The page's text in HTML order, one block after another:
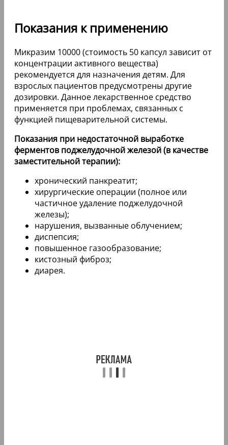
Показания к применению
Микразим 10000 (стоимость 50 капсул зависит от
концентрации активного вещества)
рекомендуется для назначения детям. Для
взрослых пациентов предусмотрены другие
дозировки. Данное лекарственное средство
применяется при проблемах, связанных с
функцией пищеварительной системы.
Показания при недостаточной выработке
ферментов поджелудочной железой (в качестве
заместительной терапии):
хронический панкреатит;
хирургические операции (полное или
частичное удаление поджелудочной
железы);
нарушения, вызванные облучением;
диспепсия;
повышенное газообразование;
кистозный фиброз;
диарея.